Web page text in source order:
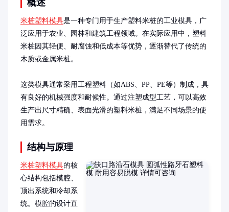
概述
米桩塑料模具是一种专门用于生产塑料米桩的工业模具，广
泛应用于农业、园林和建筑工程领域。在实际应用中，塑料
米桩因其轻便、耐腐蚀和低成本等优势，逐渐替代了传统的
木质或金属米桩。
这类模具通常采用工程塑料（如ABS、PP、PE等）制成，具
有良好的机械强度和耐候性。通过注塑成型工艺，可以高效
生产出尺寸精确、表面光滑的塑料米桩，满足不同场景的使
用需求。
结构与原理
米桩塑料模具的核
心结构包括模腔、
顶出系统和冷却系
统。模腔的设计直